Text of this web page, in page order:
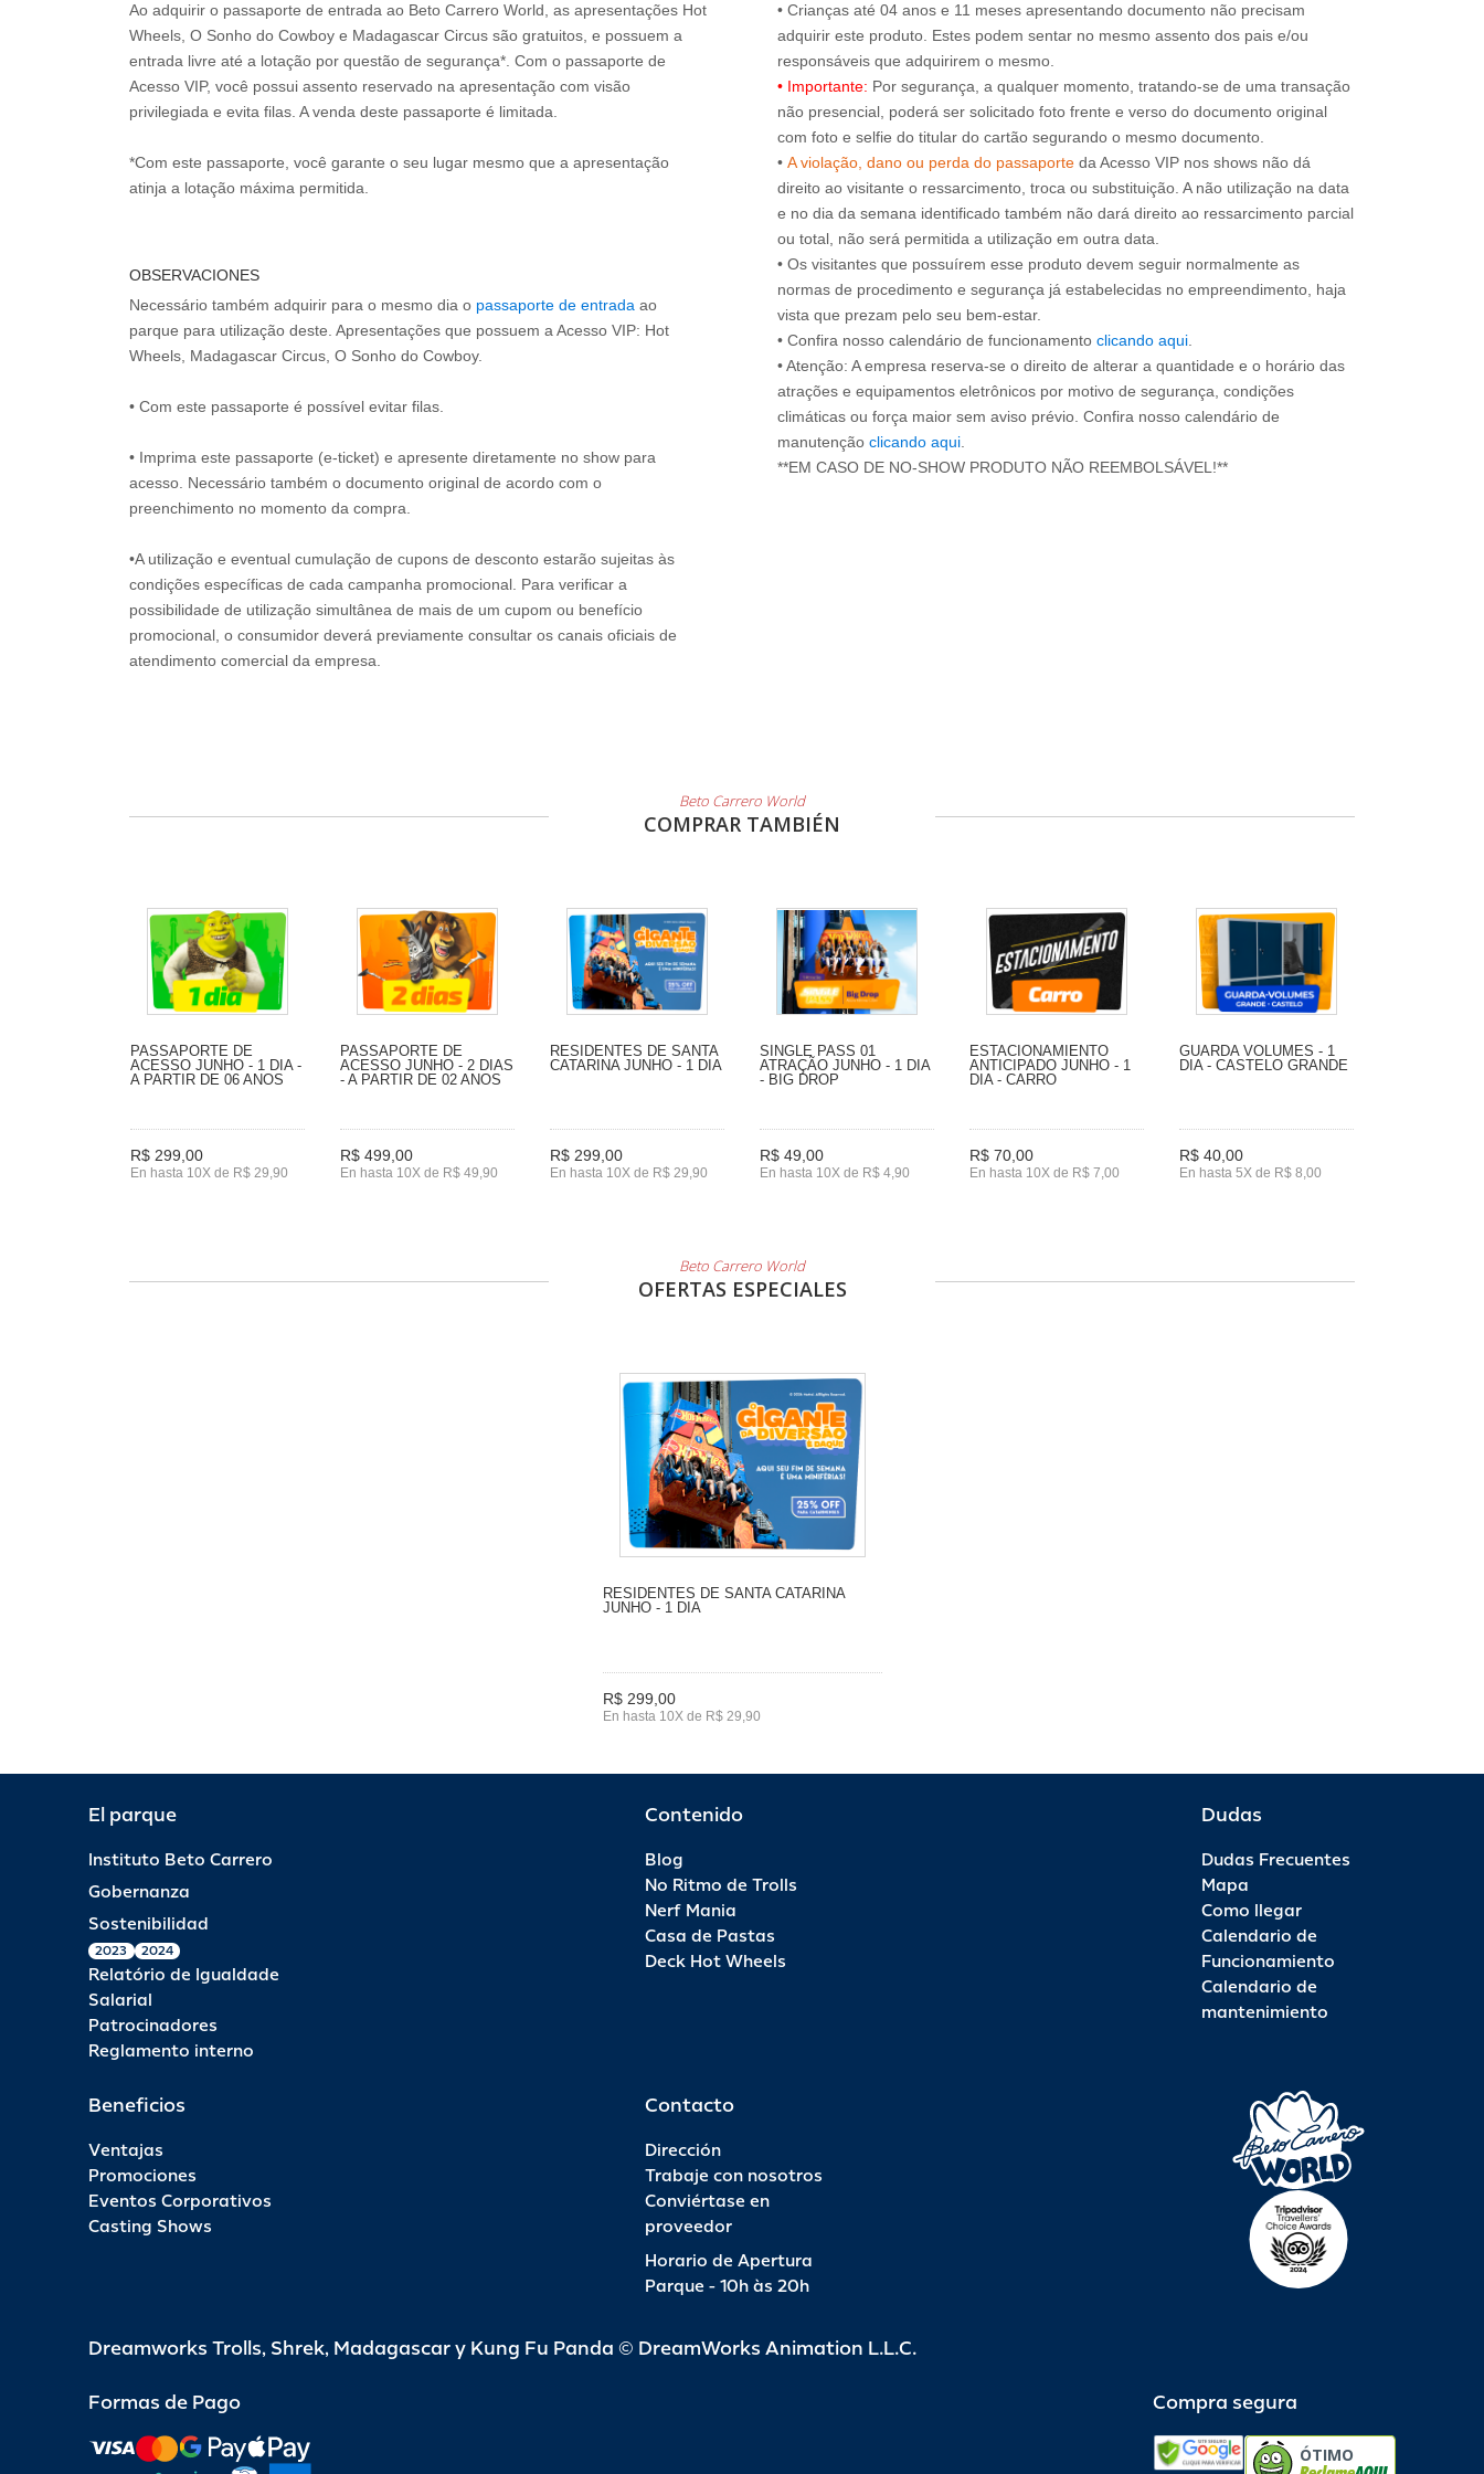
Ao adquirir o passaporte de entrada ao Beto Carrero World, as apresentações Hot
Wheels, O Sonho do Cowboy e Madagascar Circus são gratuitos, e possuem a
entrada livre até a lotação por questão de segurança*. Com o passaporte de
Acesso VIP, você possui assento reservado na apresentação com visão
privilegiada e evita filas. A venda deste passaporte é limitada.
*Com este passaporte, você garante o seu lugar mesmo que a apresentação
atinja a lotação máxima permitida.
OBSERVACIONES
Necessário também adquirir para o mesmo dia o passaporte de entrada ao
parque para utilização deste. Apresentações que possuem a Acesso VIP: Hot
Wheels, Madagascar Circus, O Sonho do Cowboy.
• Com este passaporte é possível evitar filas.
• Imprima este passaporte (e-ticket) e apresente diretamente no show para
acesso. Necessário também o documento original de acordo com o
preenchimento no momento da compra.
•A utilização e eventual cumulação de cupons de desconto estarão sujeitas às
condições específicas de cada campanha promocional. Para verificar a
possibilidade de utilização simultânea de mais de um cupom ou benefício
promocional, o consumidor deverá previamente consultar os canais oficiais de
atendimento comercial da empresa.
• Crianças até 04 anos e 11 meses apresentando documento não precisam
adquirir este produto. Estes podem sentar no mesmo assento dos pais e/ou
• Importante: Por segurança, a qualquer momento, tratando-se de uma transação
não presencial, poderá ser solicitado foto frente e verso do documento original
com foto e selfie do titular do cartão segurando o mesmo documento.
• A violação, dano ou perda do passaporte da Acesso VIP nos shows não dá
direito ao visitante o ressarcimento, troca ou substituição. A não utilização na data
e no dia da semana identificado também não dará direito ao ressarcimento parcial
ou total, não será permitida a utilização em outra data.
• Os visitantes que possuírem esse produto devem seguir normalmente as
normas de procedimento e segurança já estabelecidas no empreendimento, haja
vista que prezam pelo seu bem-estar.
• Confira nosso calendário de funcionamento clicando aqui
• Atenção: A empresa reserva-se o direito de alterar a quantidade e o horário das
atrações e equipamentos eletrônicos por motivo de segurança, condições
climáticas ou força maior sem aviso prévio. Confira nosso calendário de
manutenção clicando aqui
Beto Carrero World
COMPRAR TAMBIÉN
PASSAPORTE DE
ACESSO JUNHO - 1 DIA -
A PARTIR DE 06 ANOS
R$ 299,00
En hasta 10X de R$ 29,90
PASSAPORTE DE
ACESSO JUNHO - 2 DIAS
- A PARTIR DE 02 ANOS
R$ 499,00
En hasta 10X de R$ 49,90
RESIDENTES DE SANTA
CATARINA JUNHO - 1 DIA
R$ 299,00
En hasta 10X de R$ 29,90
SINGLE PASS 01
ATRAÇÃO JUNHO - 1 DIA
- BIG DROP
R$ 49,00
En hasta 10X de R$ 4,90
ESTACIONAMIENTO
ANTICIPADO JUNHO - 1
DIA - CARRO
R$ 70,00
En hasta 10X de R$ 7,00
GUARDA VOLUMES - 1
DIA - CASTELO GRANDE
R$ 40,00
En hasta 5X de R$ 8,00
Beto Carrero World
OFERTAS ESPECIALES
RESIDENTES DE SANTA CATARINA
JUNHO - 1 DIA
R$ 299,00
En hasta 10X de R$ 29,90
El parque
Instituto Beto Carrero
Gobernanza
Sostenibilidad
2023 2024
Relatório de Igualdade
Salarial
Patrocinadores
Reglamento interno
Contenido
Blog
No Ritmo de Trolls
Nerf Mania
Casa de Pastas
Deck Hot Wheels
Dudas
Dudas Frecuentes
Mapa
Como llegar
Calendario de
Funcionamiento
Calendario de
mantenimiento
Beneficios
Ventajas
Promociones
Eventos Corporativos
Casting Shows
Contacto
Dirección
Trabaje con nosotros
Conviértase en
proveedor
Horario de Apertura
Parque - 10h às 20h
Dreamworks Trolls, Shrek, Madagascar y Kung Fu Panda © DreamWorks Animation L.L.C.
Formas de Pago Compra segura
ÓTIMO